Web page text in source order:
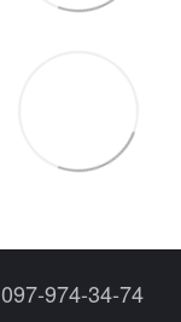
097-974-34-74